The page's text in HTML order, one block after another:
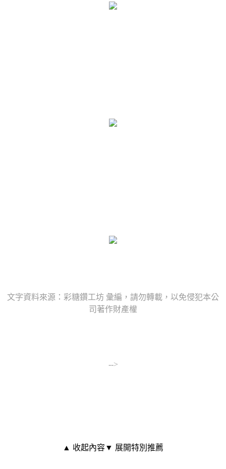
文字資料來源：彩糖鑽工坊 彙編，請勿轉載，以免侵犯本公
司著作財產權
-->
▲ 收起內容▼ 展開特別推薦